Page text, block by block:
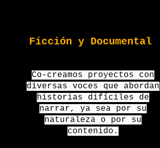
Ficción y Documental
Co-creamos proyectos con
diversas voces que abordan
historias difíciles de
narrar, ya sea por su
naturaleza o por su
contenido.